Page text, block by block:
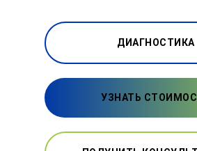
ДИАГНОСТИКА
УЗНАТЬ